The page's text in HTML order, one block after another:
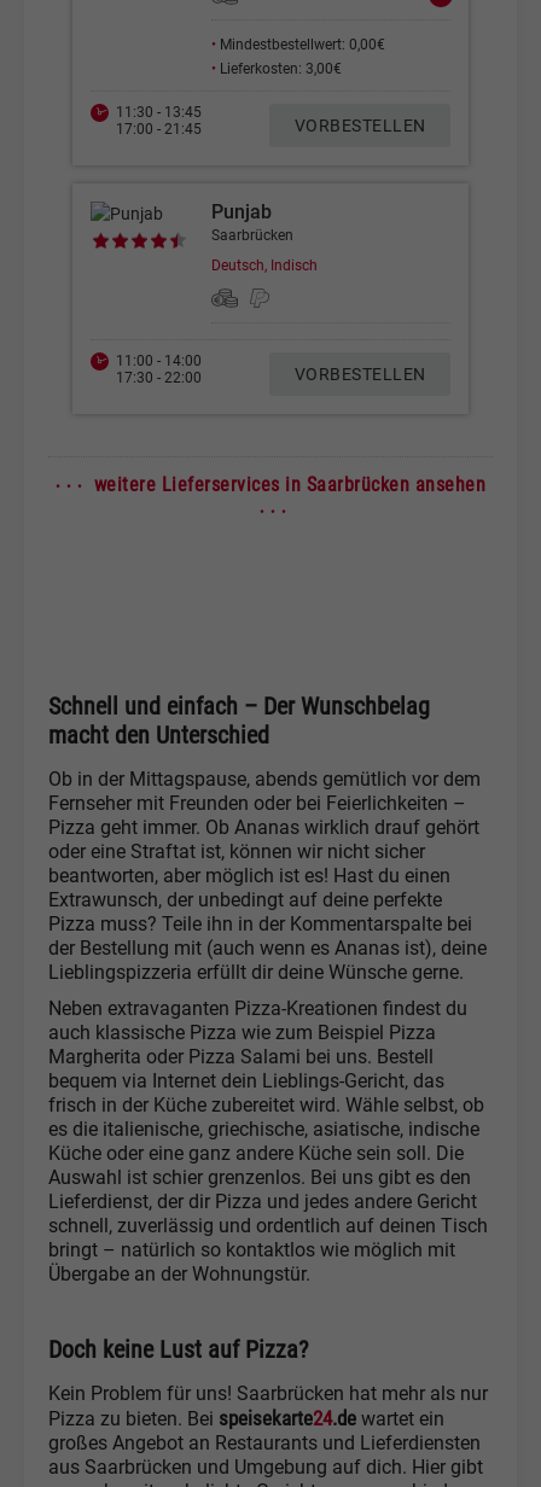
• Mindestbestellwert: 0,00€
• Lieferkosten: 3,00€
11:30 - 13:45
17:00 - 21:45
VORBESTELLEN
Punjab
Saarbrücken
Deutsch, Indisch
11:00 - 14:00
17:30 - 22:00
VORBESTELLEN
· · · weitere Lieferservices in Saarbrücken ansehen
· · ·
Schnell und einfach – Der Wunschbelag
macht den Unterschied
Ob in der Mittagspause, abends gemütlich vor dem
Fernseher mit Freunden oder bei Feierlichkeiten –
Pizza geht immer. Ob Ananas wirklich drauf gehört
oder eine Straftat ist, können wir nicht sicher
beantworten, aber möglich ist es! Hast du einen
Extrawunsch, der unbedingt auf deine perfekte
Pizza muss? Teile ihn in der Kommentarspalte bei
der Bestellung mit (auch wenn es Ananas ist), deine
Lieblingspizzeria erfüllt dir deine Wünsche gerne.
Neben extravaganten Pizza-Kreationen findest du
auch klassische Pizza wie zum Beispiel Pizza
Margherita oder Pizza Salami bei uns. Bestell
bequem via Internet dein Lieblings-Gericht, das
frisch in der Küche zubereitet wird. Wähle selbst, ob
es die italienische, griechische, asiatische, indische
Küche oder eine ganz andere Küche sein soll. Die
Auswahl ist schier grenzenlos. Bei uns gibt es den
Lieferdienst, der dir Pizza und jedes andere Gericht
schnell, zuverlässig und ordentlich auf deinen Tisch
bringt – natürlich so kontaktlos wie möglich mit
Übergabe an der Wohnungstür.
Doch keine Lust auf Pizza?
Kein Problem für uns! Saarbrücken hat mehr als nur
Pizza zu bieten. Bei speisekarte24.de wartet ein
großes Angebot an Restaurants und Lieferdiensten
aus Saarbrücken und Umgebung auf dich. Hier gibt